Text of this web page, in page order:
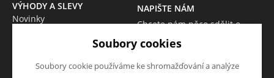
VÝHODY A SLEVY
Novinky
NAPIŠTE NÁM
Chcete nám něco sdělit o
našich produktech nebo e-
Soubory cookies
Soubory cookie používáme ke shromažďování a analýze